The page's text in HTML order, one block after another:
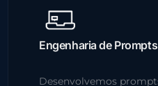
Engenharia de Prompts
Desenvolvemos